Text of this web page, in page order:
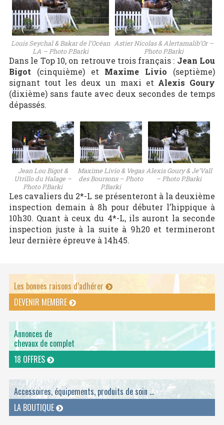
Louis Seychal & Bakar de l’Océan
LA – Photo P.Barki
Astier Nicolas & Alertamalib’Or –
Photo P.Barki
Dans le Top 10, on retrouve trois français : Jean Lou
Bigot (cinquième) et Maxime Livio (septième)
signant tout les deux un maxi et Alexis Goury
(dixième) sans faute avec deux secondes de temps
dépassés.
Jean Lou Bigot &
Utrillo du Halage –
Photo P.Barki
Maxime Livio & Vegas
des Boursons – Photo
P.Barki
Alexis Goury & Je’Vall
– Photo P.Barki
Les cavaliers du 2*-L se présenteront à la deuxième
inspection demain à 8h pour débuter l’hippique à
10h30. Quant à ceux du 4*-L, ils auront la seconde
inspection juste à la suite à 9h20 et termineront
leur dernière épreuve à 14h45.
Les bonnes raisons d’adhérer
DEVENIR MEMBRE
Annonces de
chevaux de complet
18 OFFRES
Accessoires, équipements, produits de soin ...
LA BOUTIQUE